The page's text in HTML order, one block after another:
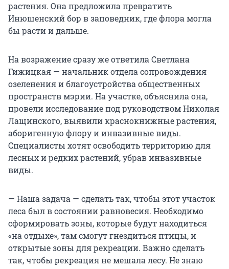
растения. Она предложила превратить
Инюшенский бор в заповедник, где флора могла
бы расти и дальше.
На возражение сразу же ответила Светлана
Гижицкая — начальник отдела сопровождения
озеленения и благоустройства общественных
пространств мэрии. На участке, объяснила она,
провели исследование под руководством Николая
Лащинского, выявили краснокнижные растения,
аборигенную флору и инвазивные виды.
Специалисты хотят освободить территорию для
лесных и редких растений, убрав инвазивные
виды.
— Наша задача — сделать так, чтобы этот участок
леса был в состоянии равновесия. Необходимо
сформировать зоны, которые будут находиться
«на отдыхе», там смогут гнездиться птицы, и
открытые зоны для рекреации. Важно сделать
так, чтобы рекреация не мешала лесу. Не знаю